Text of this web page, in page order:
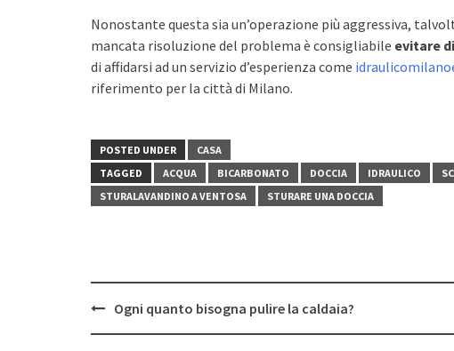
Nonostante questa sia un’operazione più aggressiva,
mancata risoluzione del problema è consigliabile evitare
di affidarsi ad un servizio d’esperienza come
riferimento per la città di Milano.
POSTED UNDER
CASA
TAGGED
ACQUA BICARBONATO DOCCIA IDRAULICO
STURALAVANDINO A VENTOSA
STURARE UNA DOCCIA
PostOgni quanto bisogna pulire la caldaia?